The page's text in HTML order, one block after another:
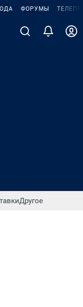
ФОРУМЫ
Другое